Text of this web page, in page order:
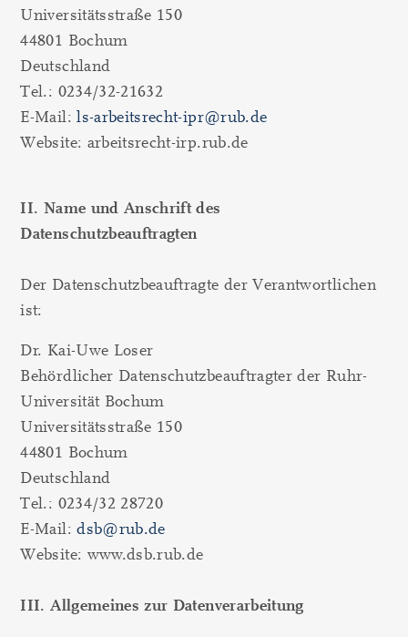
Universitätsstraße 150
44801 Bochum
Deutschland
Tel.: 0234/32-21632
E-Mail:ls-arbeitsrecht-ipr@rub.de
Website: arbeitsrecht-irp.rub.de
II. Name und Anschrift des
Datenschutzbeauftragten
Der Datenschutzbeauftragte der Verantwortlichen
ist:
Dr. Kai-Uwe Loser
Behördlicher Datenschutzbeauftragter der Ruhr-
Universität Bochum
Universitätsstraße 150
44801 Bochum
Deutschland
Tel.: 0234/32 28720
E-Mail:dsb@rub.de
Website: www.dsb.rub.de
III. Allgemeines zur Datenverarbeitung